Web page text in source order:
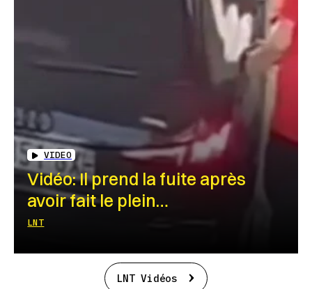
VIDEO
Vidéo: Il prend la fuite après
avoir fait le plein…
LNT
LNT Vidéos